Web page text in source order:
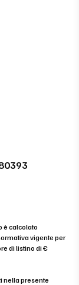
è calcolato
vigente per
di listino di €
nella presente